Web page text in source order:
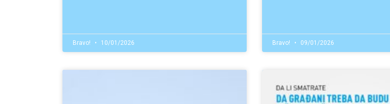
Bravo! 10/01/2026 Bravo! 09/01/2026